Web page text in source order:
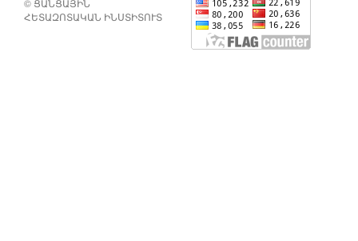
© ՑԱՆՑԱՅԻՆ
ՀԵՏԱԶՈՏԱԿԱՆ ԻՆՍՏԻՏՈՒՏ